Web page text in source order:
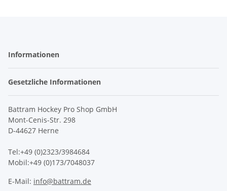
Informationen
Gesetzliche Informationen
Battram Hockey Pro Shop GmbH
Mont-Cenis-Str. 298
D-44627 Herne
Tel:+49 (0)2323/3984684
Mobil:+49 (0)173/7048037
E-Mail: info@battram.de